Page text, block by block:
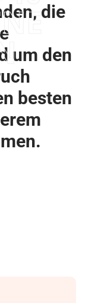
die
um den
besten